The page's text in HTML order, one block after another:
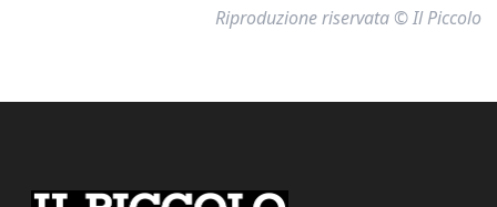
Riproduzione riservata © Il Piccolo